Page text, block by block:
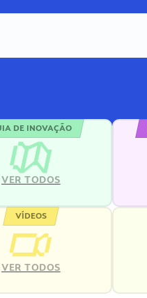
DE INOVAÇÃO
VER TODOS
VÍDEOS
VER TODOS